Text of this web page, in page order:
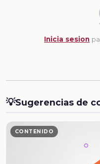
Inicia sesion
💡Sugerencias de
CONTENIDO